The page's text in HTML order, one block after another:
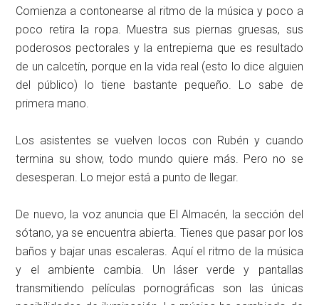
Comienza a contonearse al ritmo de la música y poco a
poco retira la ropa. Muestra sus piernas gruesas, sus
poderosos pectorales y la entrepierna que es resultado
de un calcetín, porque en la vida real (esto lo dice alguien
del público) lo tiene bastante pequeño. Lo sabe de
primera mano.
Los asistentes se vuelven locos con Rubén y cuando
termina su show, todo mundo quiere más. Pero no se
desesperan. Lo mejor está a punto de llegar.
De nuevo, la voz anuncia que El Almacén, la sección del
sótano, ya se encuentra abierta. Tienes que pasar por los
baños y bajar unas escaleras. Aquí el ritmo de la música
y el ambiente cambia. Un láser verde y pantallas
transmitiendo películas pornográficas son las únicas